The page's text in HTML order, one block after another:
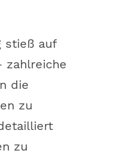
stieß auf
zahlreiche
die
zu
zu